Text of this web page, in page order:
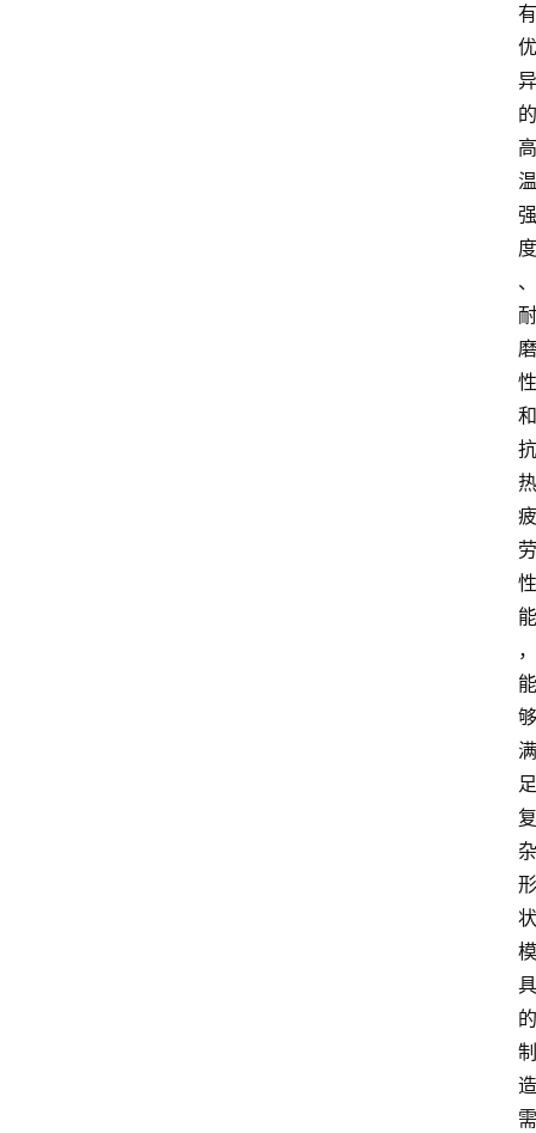
有
优
异
的
高
温
强
度
、
耐
磨
性
和
抗
热
疲
劳
性
能
，
能
够
满
足
复
杂
形
状
模
具
的
制
造
需